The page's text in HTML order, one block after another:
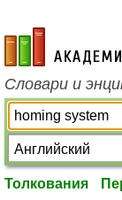
academic.ru
Словари и
Толкования